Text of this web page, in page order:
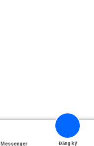
Messenger Đăng ký